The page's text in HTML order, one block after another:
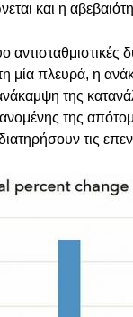
και η
μία πλευρά, η
της
της
τις